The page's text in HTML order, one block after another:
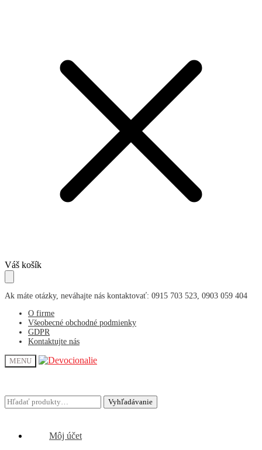
Skip
to
navigation
Skip
to
content
Váš košík
Ak máte otázky, neváhajte nás kontaktovať: 0915 703 523, 0903 059 404
O firme
Všeobecné obchodné podmienky
GDPR
Kontaktujte nás
MENU
Hľadať: Vyhľadávanie
Môj účet
Hľadať: Vyhľadávanie